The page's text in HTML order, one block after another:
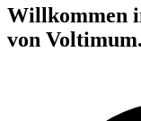
Willkommen
von Voltimum.